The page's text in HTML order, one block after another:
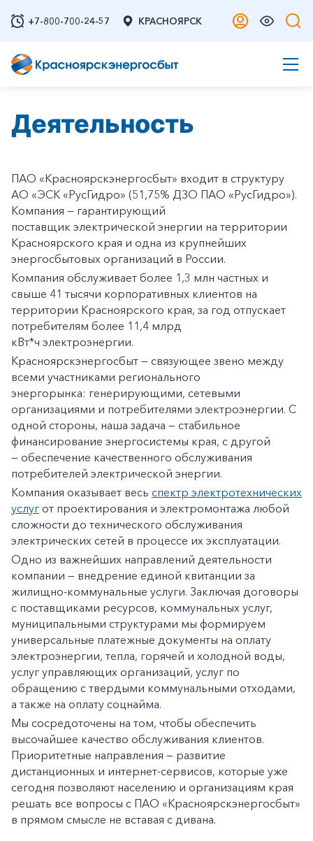
+7-800-700-24-57 КРАСНОЯРСК
+7-800-700-24-57
Деятельность
ПАО «Красноярскэнергосбыт» входит в структуру
АО «ЭСК «РусГидро» (51,75% ДЗО ПАО «РусГидро»).
Компания — гарантирующий
поставщик электрической энергии на территории
Красноярского края и одна из крупнейших
энергосбытовых организаций в России.
Компания обслуживает более 1,3 млн частных и
свыше 41 тысячи корпоративных клиентов на
территории Красноярского края, за год отпускает
потребителям более 11,4 млрд
кВт*ч электроэнергии.
Красноярскэнергосбыт — связующее звено между
всеми участниками регионального
энергорынка: генерирующими, сетевыми
организациями и потребителями электроэнергии. С
одной стороны, наша задача — стабильное
финансирование энергосистемы края, с другой
— обеспечение качественного обслуживания
потребителей электрической энергии.
Компания оказывает весь спектр электротехнических
услуг от проектирования и электромонтажа любой
сложности до технического обслуживания
электрических сетей в процессе их эксплуатации.
Одно из важнейших направлений деятельности
компании — внедрение единой квитанции за
жилищно-коммунальные услуги. Заключая договоры
с поставщиками ресурсов, коммунальных услуг,
муниципальными структурами мы формируем
универсальные платежные документы на оплату
электроэнергии, тепла, горячей и холодной воды,
услуг управляющих организаций, услуг по
обращению с твердыми коммунальными отходами,
а также на оплату соцнайма.
Мы сосредоточены на том, чтобы обеспечить
высочайшее качество обслуживания клиентов.
Приоритетные направления — развитие
дистанционных и интернет-сервисов, которые уже
сегодня позволяют населению и организациям края
решать все вопросы с ПАО «Красноярскэнергосбыт»
в прямом смысле не вставая с дивана.